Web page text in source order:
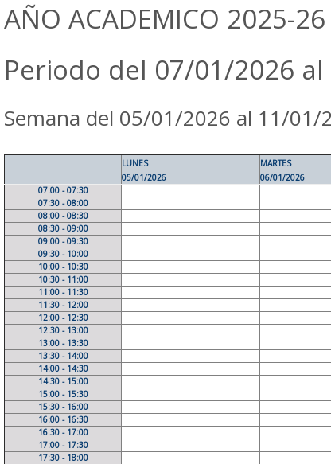
AÑO ACADEMICO 2025-26
Periodo del 07/01/2026
Semana del 05/01/2026 al 11/01/
LUNES
05/01/2026
MARTES
06/01/2026
07:00 - 07:30
07:30 - 08:00
08:00 - 08:30
08:30 - 09:00
09:00 - 09:30
09:30 - 10:00
10:00 - 10:30
10:30 - 11:00
11:00 - 11:30
11:30 - 12:00
12:00 - 12:30
12:30 - 13:00
13:00 - 13:30
13:30 - 14:00
14:00 - 14:30
14:30 - 15:00
15:00 - 15:30
15:30 - 16:00
16:00 - 16:30
16:30 - 17:00
17:00 - 17:30
17:30 - 18:00